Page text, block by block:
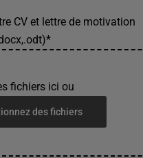
CV et lettre de motivation
*
fichiers ici ou
des fichiers